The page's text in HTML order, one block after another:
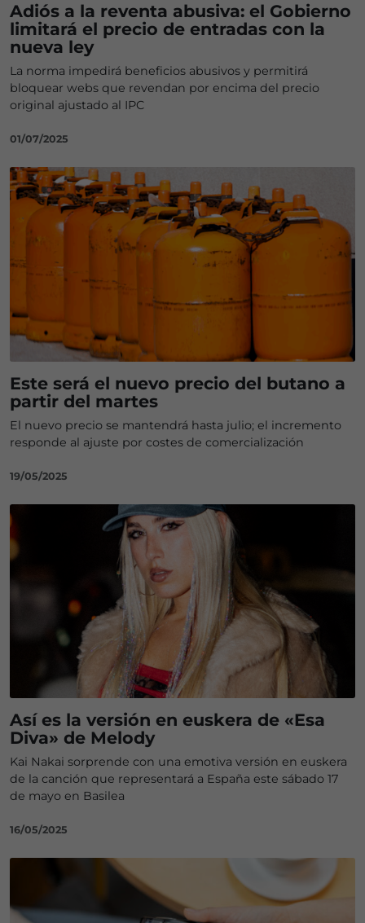
Adiós a la reventa abusiva: el Gobierno
limitará el precio de entradas con la
nueva ley
La norma impedirá beneficios abusivos y permitirá
bloquear webs que revendan por encima del precio
original ajustado al IPC
01/07/2025
Este será el nuevo precio del butano a
partir del martes
El nuevo precio se mantendrá hasta julio; el incremento
responde al ajuste por costes de comercialización
19/05/2025
Así es la versión en euskera de «Esa
Diva» de Melody
Kai Nakai sorprende con una emotiva versión en euskera
de la canción que representará a España este sábado 17
de mayo en Basilea
16/05/2025